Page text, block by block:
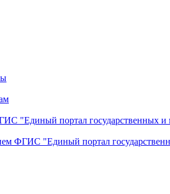
"Единый портал государственных
ФГИС "Единый портал